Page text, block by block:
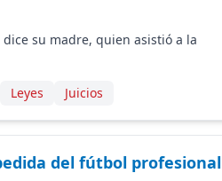
su madre, quien asistió a la
Leyes Juicios
del fútbol profesional